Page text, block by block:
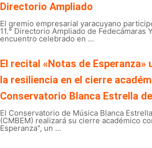
Directorio Ampliado
El gremio empresarial yaracuyano
11.° Directorio Ampliado de Fedecámaras
encuentro celebrado en ...
El recital «Notas de Esperanza»
la resiliencia en el cierre
Conservatorio Blanca Estrella
El Conservatorio de Música Blanca
(CMBEM) realizará su cierre académico
Esperanza", un ...